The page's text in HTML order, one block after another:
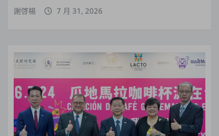
謝啓楊 7 月 31, 2026